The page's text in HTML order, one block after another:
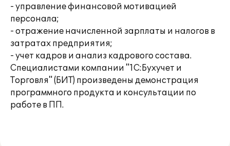
- управление финансовой мотивацией
персонала;
- отражение начисленной зарплаты и налогов в
затратах предприятия;
- учет кадров и анализ кадрового состава.
Специалистами компании "1С:Бухучет и
Торговля" (БИТ) произведены демонстрация
программного продукта и консультации по
работе в ПП.